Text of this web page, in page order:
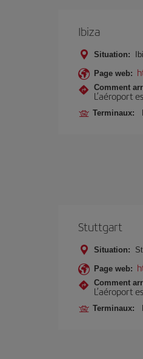
Ibiza
Situation:
Page web:
Comment
L’aéroport
Terminaux:
Stuttgart
Situation:
Page web:
Comment
L’aéroport
Terminaux: